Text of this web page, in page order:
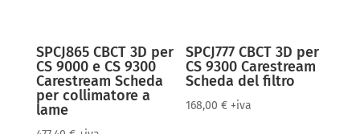
SPCJ865 CBCT 3D per
CS 9000 e CS 9300
Carestream Scheda
per collimatore a
lame
SPCJ777 CBCT 3D per
CS 9300 Carestream
Scheda del filtro
168,00€ +iva